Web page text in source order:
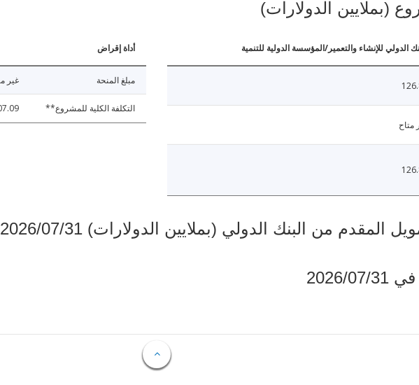
(بملايين الدولارات)
الدولي للإنشاء والتعمير/المؤسسة الدولية للتنمية
متاح
أداة إقراض
مبلغ المنحة غير
التكلفة الكلية للمشروع**
من البنك الدولي (بملايين الدولارات) 2026/07/31
31